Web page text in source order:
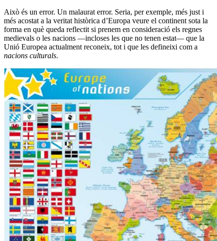
Això és un error. Un malaurat error. Seria, per exemple, més just i
més acostat a la veritat històrica d’Europa veure el continent sota la
forma en què queda reflectit si prenem en consideració els regnes
medievals o les nacions ―incloses les que no tenen estat― que la
Unió Europea actualment reconeix, tot i que les defineixi com a
nacions culturals.